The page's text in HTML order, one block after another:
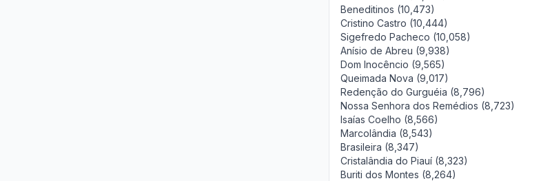
Beneditinos (10,473)
Cristino Castro (10,444)
Sigefredo Pacheco (10,058)
Anísio de Abreu (9,938)
Dom Inocêncio (9,565)
Queimada Nova (9,017)
Redenção do Gurguéia (8,796)
Nossa Senhora dos Remédios (8,723)
Isaías Coelho (8,566)
Marcolândia (8,543)
Brasileira (8,347)
Cristalândia do Piauí (8,323)
Buriti dos Montes (8,264)